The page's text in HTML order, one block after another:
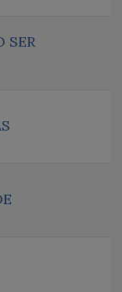
SER